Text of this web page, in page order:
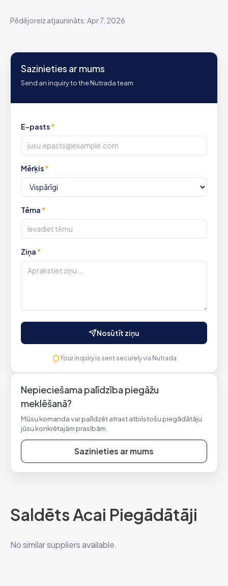
Pēdējoreiz atjaunināts: Apr 7, 2026
Sazinieties ar mums
Send an inquiry to the Nutrada team
E-pasts*
Mērķis*
Tēma *
Ziņa *
Nosūtīt ziņu
Your inquiry is sent securely via Nutrada
Nepieciešama palīdzība piegāžu
meklēšanā?
Mūsu komanda var palīdzēt atrast atbilstošu piegādātāju
jūsu konkrētajām prasībām.
Sazinieties ar mums
Saldēts Acai Piegādātāji
No similar suppliers available.